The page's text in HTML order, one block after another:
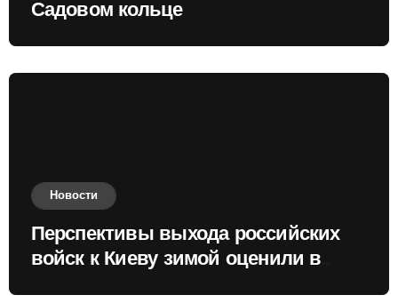
Садовом кольце
Новости
Перспективы выхода российских
войск к Киеву зимой оценили в